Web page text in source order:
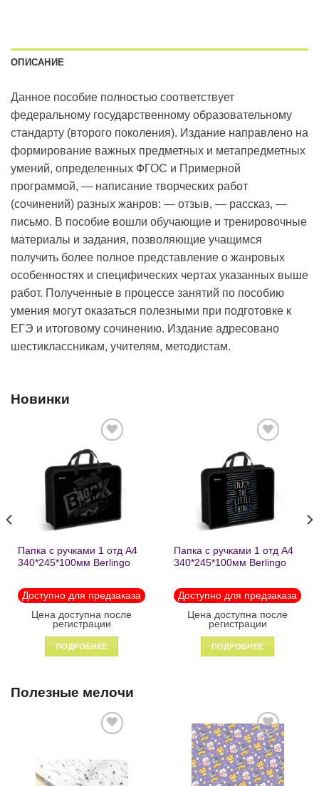
ОПИСАНИЕ
Данное пособие полностью соответствует
федеральному государственному образовательному
стандарту (второго поколения). Издание направлено на
формирование важных предметных и метапредметных
умений, определенных ФГОС и Примерной
программой, — написание творческих работ
(сочинений) разных жанров: — отзыв, — рассказ, —
письмо. В пособие вошли обучающие и тренировочные
материалы и задания, позволяющие учащимся
получить более полное представление о жанровых
особенностях и специфических чертах указанных выше
работ. Полученные в процессе занятий по пособию
умения могут оказаться полезными при подготовке к
ЕГЭ и итоговому сочинению. Издание адресовано
шестиклассникам, учителям, методистам.
Новинки
Добавить
в список
желаний
Папка с ручками 1 отд А4
340*245*100мм Berlingo
молнии1246
Доступно для предзаказа
Цена доступна после
регистрации
ПОДРОБНЕЕ
Добавить
в список
желаний
Папка с ручками 1 отд А4
340*245*100мм Berlingo
пластик на молнии 1215
Доступно для предзаказа
Цена доступна после
регистрации
ПОДРОБНЕЕ
Полезные мелочи
желаний
Добавить
в список
желаний